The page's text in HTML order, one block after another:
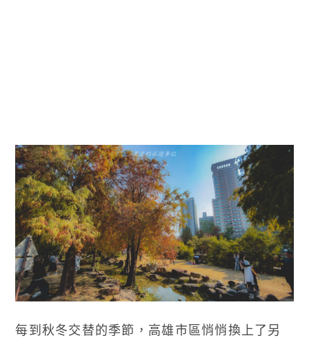
每到秋冬交替的季節，高雄市區悄悄換上了另